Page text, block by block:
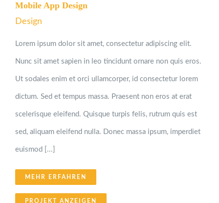
Mobile App Design
Design
Lorem ipsum dolor sit amet, consectetur adipiscing elit.
Nunc sit amet sapien in leo tincidunt ornare non quis eros.
Ut sodales enim et orci ullamcorper, id consectetur lorem
dictum. Sed et tempus massa. Praesent non eros at erat
scelerisque eleifend. Quisque turpis felis, rutrum quis est
sed, aliquam eleifend nulla. Donec massa ipsum, imperdiet
euismod [...]
MEHR ERFAHREN
PROJEKT ANZEIGEN